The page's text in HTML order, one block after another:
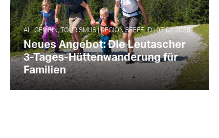
ALLGEMEIN, TOURISMUS | REGION SEEFELD | 07.02.2025
Neues Angebot: Die Leutascher
3-Tages-Hüttenwanderung für
Familien